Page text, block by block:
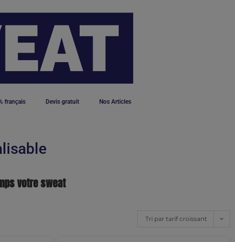
français Devis gratuit Nos Articles
votre sweat
Tri par tarif croissant